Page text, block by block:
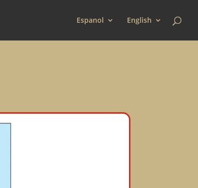
Espanol English